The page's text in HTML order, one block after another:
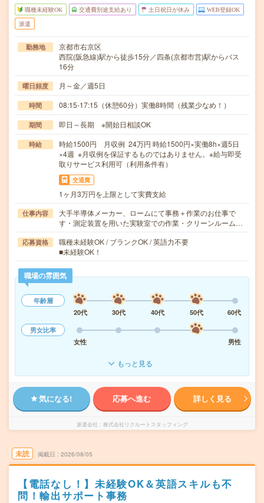
職種未経験OK 交通費別途支給あり 土日祝日が休み WEB登録OK
派遣
勤務地
京都市右京区
西院(阪急線)駅から徒歩15分／四条(京都市営)駅からバス
16分
曜日頻度 月～金／週5日
時間 08:15-17:15（休憩60分）実働8時間（残業少なめ！）
期間 即日～長期 ※開始日相談OK
時給
時給1500円 月収例 24万円 時給1500円×実働8h×週5日
×4週 ※月収例を保証するものではありません。※給与即受
取りサービス利用可（利用条件有）
交通費
1ヶ月3万円を上限として実費支給
仕事内容
大手半導体メーカー、ロームにて事務＋作業のお仕事で
す・測定装置を用いた実験室での作業・クリーンルーム…
応募資格
職種未経験OK / ブランクOK / 英語力不要
■未経験OK！
職場の雰囲気
年齢層
20代
30代 40代 50代
60代
男女比率
女性
男性
もっと見る
気になる! 応募へ進む 詳しく見る
派遣会社 株式会社リクルートスタッフィング
未読 掲載日 2026/08/05
【電話なし！】未経験OK＆英語スキルも不
問！輸出サポート事務